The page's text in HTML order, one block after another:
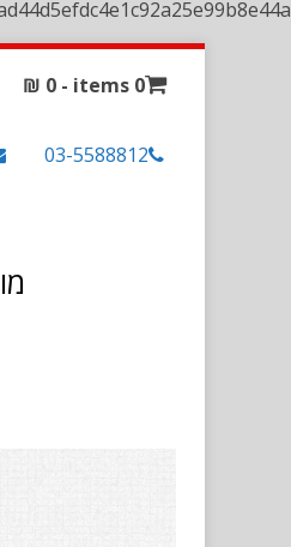
0 items -
₪ 0
03-5588812